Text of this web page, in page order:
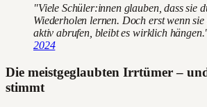
"Viele Schüler:innen glauben, dass sie
Wiederholen lernen. Doch erst wenn
aktiv abrufen, bleibt es wirklich
2024
Die meistgeglaubten Irrtümer –
stimmt